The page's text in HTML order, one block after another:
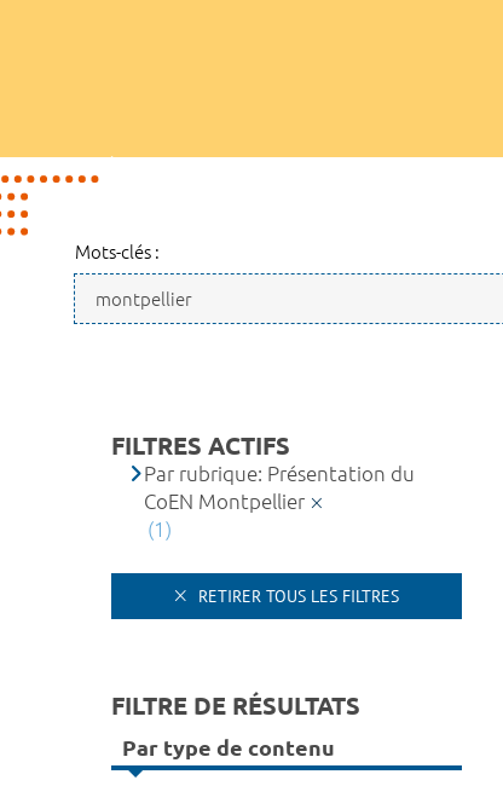
Mots-clés :
FILTRES ACTIFS
Par rubrique: Présentation du
CoEN Montpellier
(1)
RETIRER TOUS LES FILTRES
FILTRE DE RÉSULTATS
Par type de contenu